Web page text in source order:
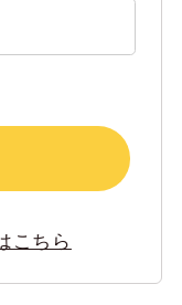
こちら